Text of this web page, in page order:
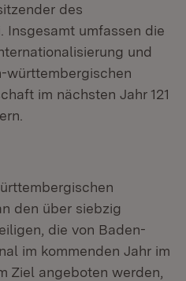
des
Insgesamt umfassen die
und
württembergischen
im nächsten Jahr 121
den über siebzig
die von Baden-
im kommenden Jahr im
Ziel angeboten werden,